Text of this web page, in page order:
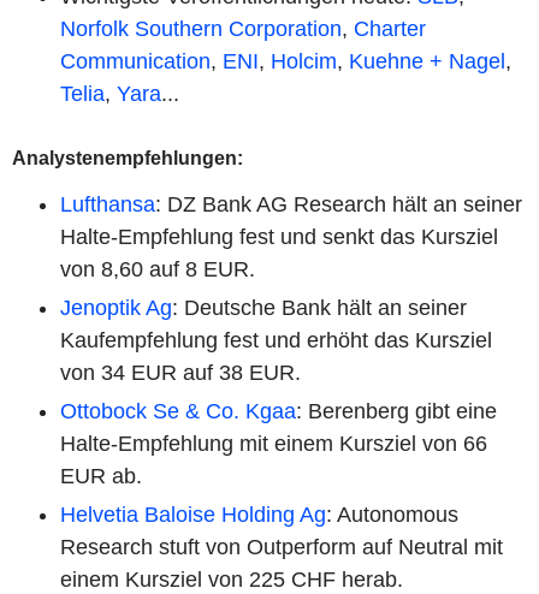
Norfolk Southern Corporation, Charter
Communication, ENI, Holcim, Kuehne + Nagel,
Telia, Yara...
Analystenempfehlungen:
Lufthansa: DZ Bank AG Research hält an seiner
Halte-Empfehlung fest und senkt das Kursziel
von 8,60 auf 8 EUR.
Jenoptik Ag: Deutsche Bank hält an seiner
Kaufempfehlung fest und erhöht das Kursziel
von 34 EUR auf 38 EUR.
Ottobock Se & Co. Kgaa: Berenberg gibt eine
Halte-Empfehlung mit einem Kursziel von 66
EUR ab.
Helvetia Baloise Holding Ag: Autonomous
Research stuft von Outperform auf Neutral mit
einem Kursziel von 225 CHF herab.